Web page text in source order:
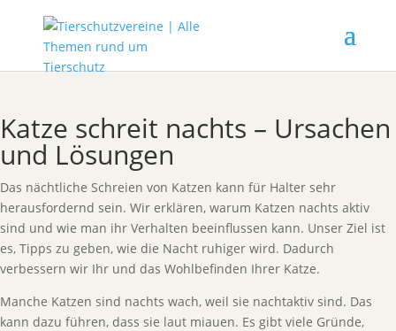
Katze schreit nachts – Ursachen
und Lösungen
Das nächtliche Schreien von Katzen kann für Halter sehr
herausfordernd sein. Wir erklären, warum Katzen nachts aktiv
sind und wie man ihr Verhalten beeinflussen kann. Unser Ziel ist
es, Tipps zu geben, wie die Nacht ruhiger wird. Dadurch
verbessern wir Ihr und das Wohlbefinden Ihrer Katze.
Manche Katzen sind nachts wach, weil sie nachtaktiv sind. Das
kann dazu führen, dass sie laut miauen. Es gibt viele Gründe,